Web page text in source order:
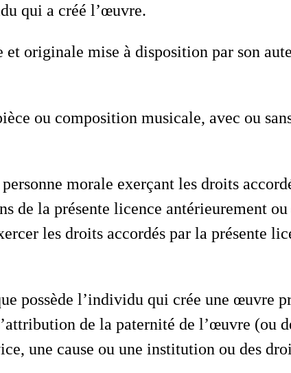
qui a créé l’œuvre.
et originale mise à disposition par son
ou composition musicale, avec ou
morale exerçant les droits
de la présente licence antérieurement
les droits accordés par la présente
possède l’individu qui crée une œuvre
de la paternité de l’œuvre (ou
une cause ou une institution ou des